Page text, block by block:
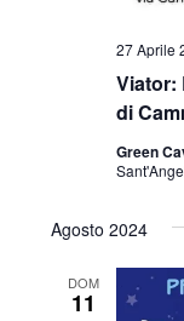
Viator:
di
27 Aprile
Green
Agosto 2024
DOM
11